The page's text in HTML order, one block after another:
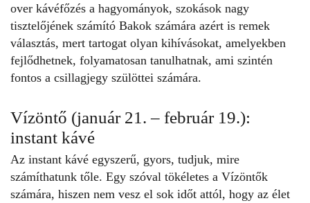
over kávéfőzés a hagyományok, szokások nagy
tisztelőjének számító Bakok számára azért is remek
választás, mert tartogat olyan kihívásokat, amelyekben
fejlődhetnek, folyamatosan tanulhatnak, ami szintén
fontos a csillagjegy szülöttei számára.
Vízöntő (január 21. – február 19.):
instant kávé
Az instant kávé egyszerű, gyors, tudjuk, mire
számíthatunk tőle. Egy szóval tökéletes a Vízöntők
számára, hiszen nem vesz el sok időt attól, hogy az élet